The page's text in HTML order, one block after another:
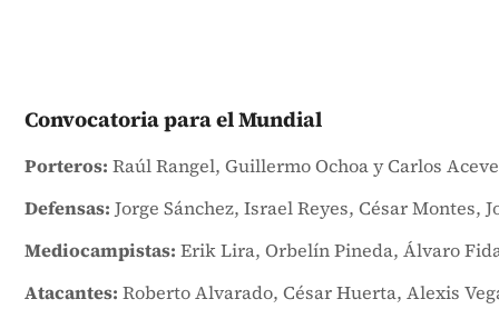
Convocatoria para el Mundial
Porteros: Raúl Rangel, Guillermo Ochoa y Carlos
Defensas: Jorge Sánchez, Israel Reyes, César Montes,
Mediocampistas: Erik Lira, Orbelín Pineda, Álvaro
Atacantes: Roberto Alvarado, César Huerta, Alexis